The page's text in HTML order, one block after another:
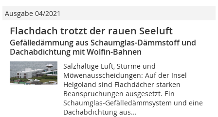
Ausgabe 04/2021
Flachdach trotzt der rauen Seeluft
Gefälledämmung aus Schaumglas-Dämmstoff und
Dachabdichtung mit Wolfin-Bahnen
Salzhaltige Luft, Stürme und
Möwenausscheidungen: Auf der Insel
Helgoland sind Flachdächer starken
Beanspruchungen ausgesetzt. Ein
Schaumglas-Gefälledämmsystem und eine
Dachabdichtung aus...